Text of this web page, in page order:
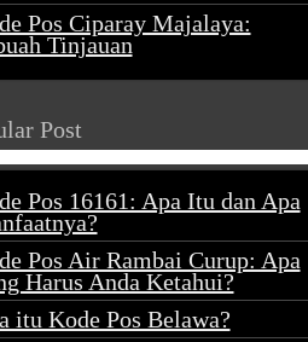
Pos Ciparay Majalaya:
Tinjauan
Post
Pos 16161: Apa Itu dan Apa
Pos Air Rambai Curup: Apa
Harus Anda Ketahui?
itu Kode Pos Belawa?